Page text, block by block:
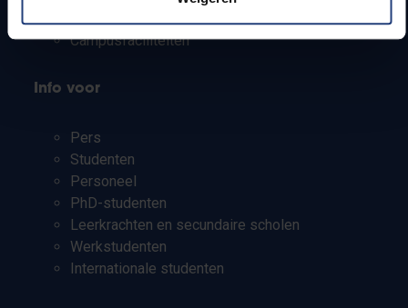
Campusfaciliteiten
Info voor
Pers
Studenten
Personeel
PhD-studenten
Leerkrachten en secundaire scholen
Werkstudenten
Internationale studenten